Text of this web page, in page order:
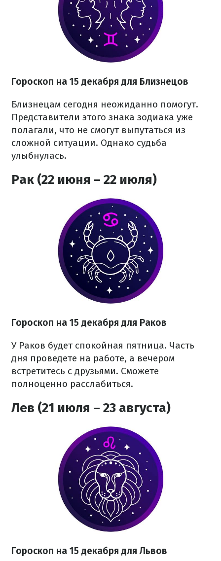
Гороскоп на 15 декабря для Близнецов
Близнецам сегодня неожиданно помогут.
Представители этого знака зодиака уже
полагали, что не смогут выпутаться из
сложной ситуации. Однако судьба
улыбнулась.
Рак (22 июня – 22 июля)
Гороскоп на 15 декабря для Раков
У Раков будет спокойная пятница. Часть
дня проведете на работе, а вечером
встретитесь с друзьями. Сможете
полноценно расслабиться.
Лев (21 июля – 23 августа)
Гороскоп на 15 декабря для Львов